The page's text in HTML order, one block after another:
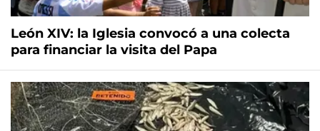
León XIV: la Iglesia convocó a una colecta
para financiar la visita del Papa